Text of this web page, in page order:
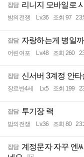
잡담 리니지 모바일로
밤의전쟁 Lv.36 조회 97
잡담 자랑하는게 병일
어린여포 Lv.48 조회 260
잡담 신서버 3계정 안
장르반4세 Lv.5 조회 199
잡담 투기장 랙
밤의전쟁 Lv.36 조회 80
잡담 계정문자 자꾸 엔